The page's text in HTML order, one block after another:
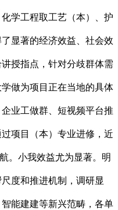
学工程取工艺（本）、护
显著的经济效益、社会效
授指点，针对分歧群体需
做为项目正在当地的具体
业工做群、短视频平台推
项目（本）专业进修，近
。小我效益尤为显著。明
度和推进机制，调研显
能建建等新兴范畴，各单